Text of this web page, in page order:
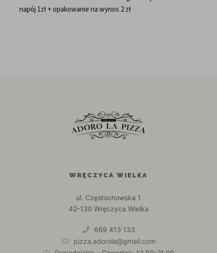
napój 1zł + opakowanie na wynos 2 zł
WRĘCZYCA WIELKA
ul. Częstochowska 1
42-130 Wręczyca Wielka
669 413 133
pizza.adorola@gmail.com